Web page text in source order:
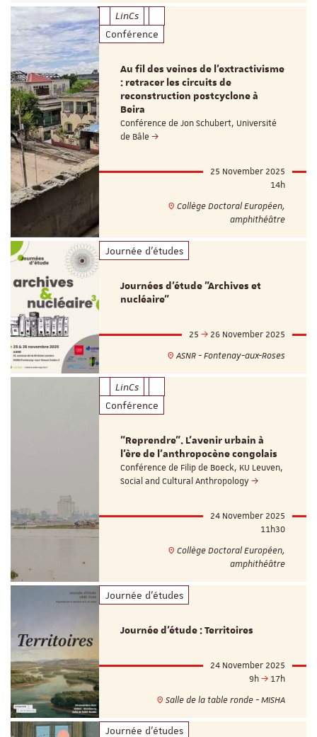
LinCs
Conférence
Au fil des veines de l'extractivisme
: retracer les circuits de
reconstruction postcyclone à
Beira
Conférence de Jon Schubert, Université
de Bâle
25 November 2025
14h
Collège Doctoral Européen,
amphithéâtre
Journée d'études
Journées d’étude "Archives et
nucléaire"
25
26 November 2025
ASNR - Fontenay-aux-Roses
LinCs
Conférence
"Reprendre". L'avenir urbain à
l'ère de l'anthropocène congolais
Conférence de Filip de Boeck, KU Leuven,
Social and Cultural Anthropology
24 November 2025
11h30
Collège Doctoral Européen,
amphithéâtre
Journée d'études
Journée d’étude : Territoires
24 November 2025
9h
17h
Salle de la table ronde - MISHA
Journée d'études